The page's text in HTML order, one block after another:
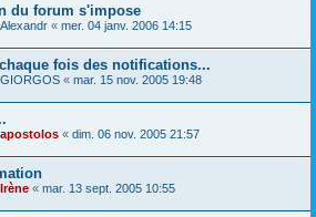
du forum s'impose
Alexandr « mer. 04 janv. 2006 14:15
fois des notifications...
GIORGOS « mar. 15 nov. 2005 19:48
apostolos « dim. 06 nov. 2005 21:57
Irène « mar. 13 sept. 2005 10:55